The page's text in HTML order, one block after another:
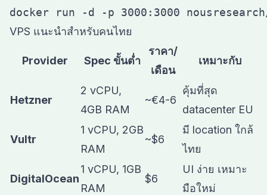
VPS แนะนำสำหรับคนไทย
Provider Spec ขั้นต่ำ
ราคา/
เดือน
เหมาะกับ
Hetzner
2 vCPU,
4GB RAM
~€4-6
คุ้มที่สุด
datacenter EU
Vultr
1 vCPU, 2GB
RAM
~$6
มี location ใกล้
ไทย
DigitalOcean
1 vCPU, 1GB
RAM
$6
UI ง่าย เหมาะ
มือใหม่